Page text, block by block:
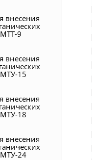
внесения
9
внесения
15
внесения
18
внесения
24